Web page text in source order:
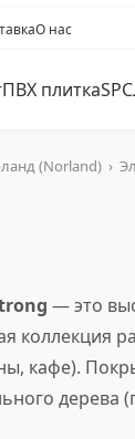
О нас
ПВХ плиткаSPC
(Norland) ›
— это
коллекция
кафе).
дерева